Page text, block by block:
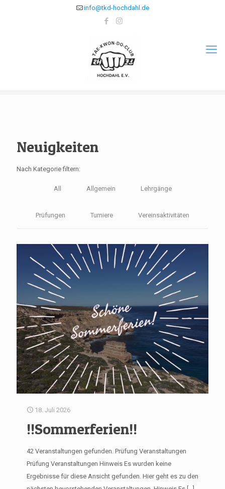
info@tkd-hochdahl.de
Neuigkeiten
Nach Kategorie filtern:
All Allgemein Lehrgänge
Prüfungen Turniere Vereinsaktivitäten
18. Juli 2026
!!Sommerferien!!
42 Veranstaltungen gefunden. Prüfung Veranstaltungen
Prüfung Veranstaltungen Hinweis Es wurden keine
Ergebnisse für diese Ansicht gefunden. Hier geht es zu den